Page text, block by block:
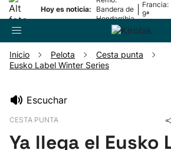
Hoy es noticia:
Bandera de
Hondarribia
Francia:
9ª
Fútbol
Inicio Pelota
Cesta punta
Eusko Label Winter Series
Escuchar
CESTA PUNTA
Ya llega el Eusko